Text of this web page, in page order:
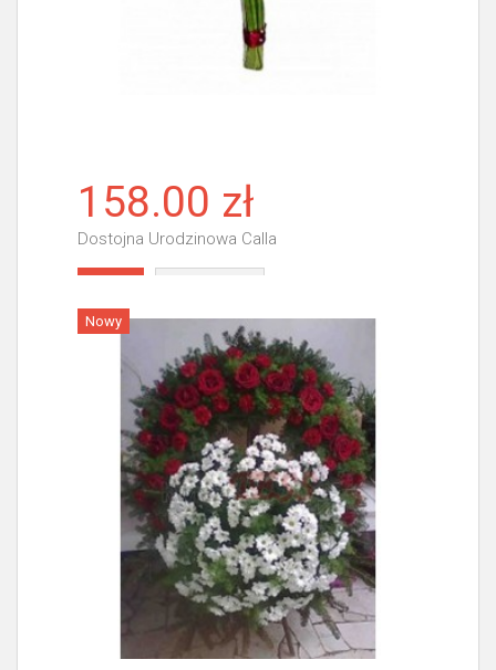
158.00 zł
Dostojna Urodzinowa Calla
Nowy